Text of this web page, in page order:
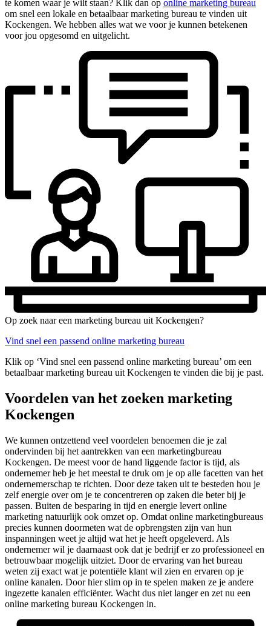
te komen waar je wilt staan? Klik dan op online marketing bureau
om snel een lokale en betaalbaar marketing bureau te vinden uit
Kockengen. We hebben alles wat we voor je kunnen betekenen
voor jou opgesomd en uitgelicht.
Op zoek naar een marketing bureau uit Kockengen?
Vind snel een passend online marketing bureau
Klik op ‘Vind snel een passend online marketing bureau’ om een
betaalbaar marketing bureau uit Kockengen te vinden die bij je past.
Voordelen van het zoeken marketing
Kockengen
We kunnen ontzettend veel voordelen benoemen die je zal
ondervinden bij het aantrekken van een marketingbureau
Kockengen. De meest voor de hand liggende factor is tijd, als
ondernemer heb je het meestal te druk om je op alle facetten van het
ondernemerschap te richten. Door deze taken uit te besteden hou je
zelf energie over om je te concentreren op zaken die beter bij je
passen. Buiten de besparing in tijd en energie levert online
marketing natuurlijk ook omzet op. Omdat online marketingbureaus
precies kunnen doormeten wat de opbrengsten zijn van hun
inspanningen weet je altijd wat het je heeft opgeleverd. Als
ondernemer wil je daarnaast ook dat je bedrijf er zo professioneel en
betrouwbaar mogelijk uitziet. Door de ervaring van het bureau
weten zij exact wat je potentiële klant wil zien en ervaren op je
online kanalen. Door hier slim op in te spelen maken ze je andere
ingezette kanalen efficiënter. Wacht dus niet langer en zet nu een
online marketing bureau Kockengen in.